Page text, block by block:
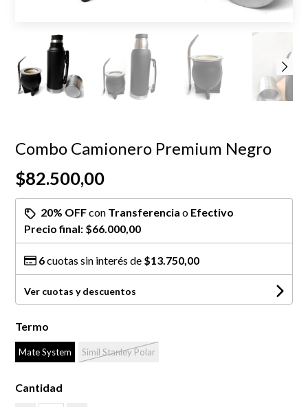
Combo Camionero Premium Negro
$82.500,00
20% OFFcon Transferencia o Efectivo
Precio final: $66.000,00
6cuotas sin interés de $13.750,00
Ver cuotas y descuentos
Termo
Mate System Simil Stanley Polar
Cantidad